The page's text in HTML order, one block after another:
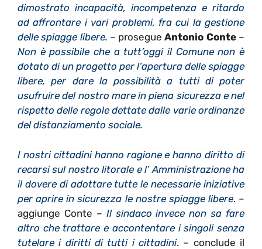
dimostrato incapacità, incompetenza e ritardo
ad affrontare i vari problemi, fra cui la gestione
delle spiagge libere. – prosegueAntonio Conte–
Non è possibile che a tutt’oggi il Comune non è
dotato di un progetto per l’apertura delle spiagge
libere, per dare la possibilità a tutti di poter
usufruire del nostro mare in piena sicurezza e nel
rispetto delle regole dettate dalle varie ordinanze
del distanziamento sociale.
I nostri cittadini hanno ragione e hanno diritto di
recarsi sul nostro litorale e l’ Amministrazione ha
il dovere di adottare tutte le necessarie iniziative
per aprire in sicurezza le nostre spiagge libere. –
aggiunge Conte – Il sindaco invece non sa fare
altro che trattare e accontentare i singoli senza
tutelare i diritti di tutti i cittadini. – conclude il